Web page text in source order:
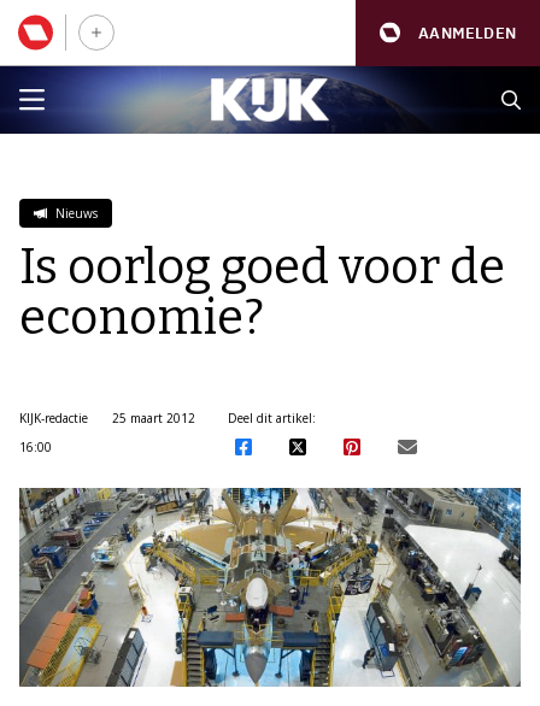
AANMELDEN
Nieuws
Is oorlog goed voor de
economie?
KIJK-redactie
25 maart 2012
16:00
Deel dit artikel: